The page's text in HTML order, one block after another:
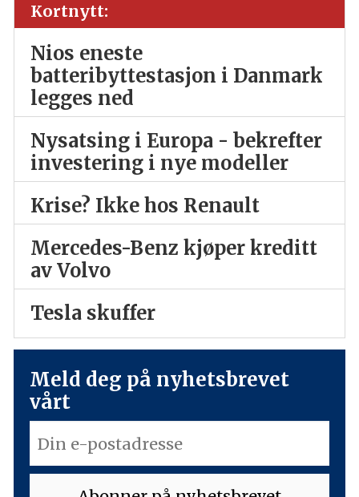
Kortnytt:
Nios eneste
batteribyttestasjon i Danmark
legges ned
Nysatsing i Europa - bekrefter
investering i nye modeller
Krise? Ikke hos Renault
Mercedes-Benz kjøper kreditt
av Volvo
Tesla skuffer
Meld deg på nyhetsbrevet
vårt